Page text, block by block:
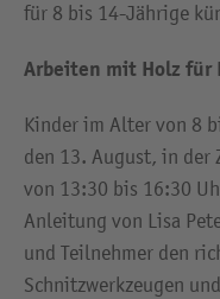
für 8 bis 14-Jährige
Arbeiten mit Holz für
Kinder im Alter von 8
den 13. August, in der
von 13:30 bis 16:30
Anleitung von Lisa
und Teilnehmer den
Schnitzwerkzeugen